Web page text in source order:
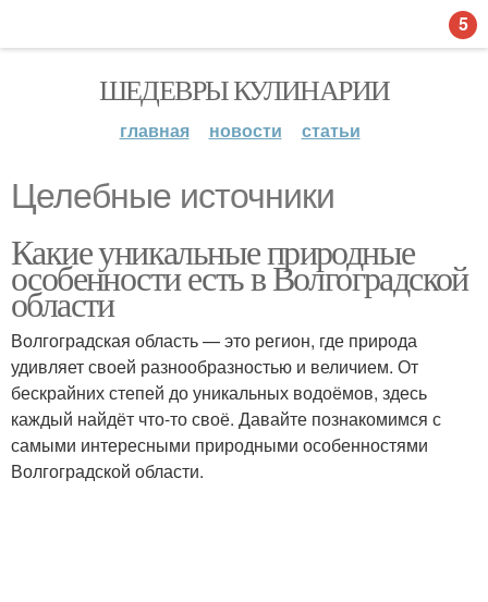
ШЕДЕВРЫ КУЛИНАРИИ
главная новости статьи
Целебные источники
Какие уникальные природные
особенности есть в Волгоградской
области
Волгоградская область — это регион, где природа
удивляет своей разнообразностью и величием. От
бескрайних степей до уникальных водоёмов, здесь
каждый найдёт что-то своё. Давайте познакомимся с
самыми интересными природными особенностями
Волгоградской области.
5